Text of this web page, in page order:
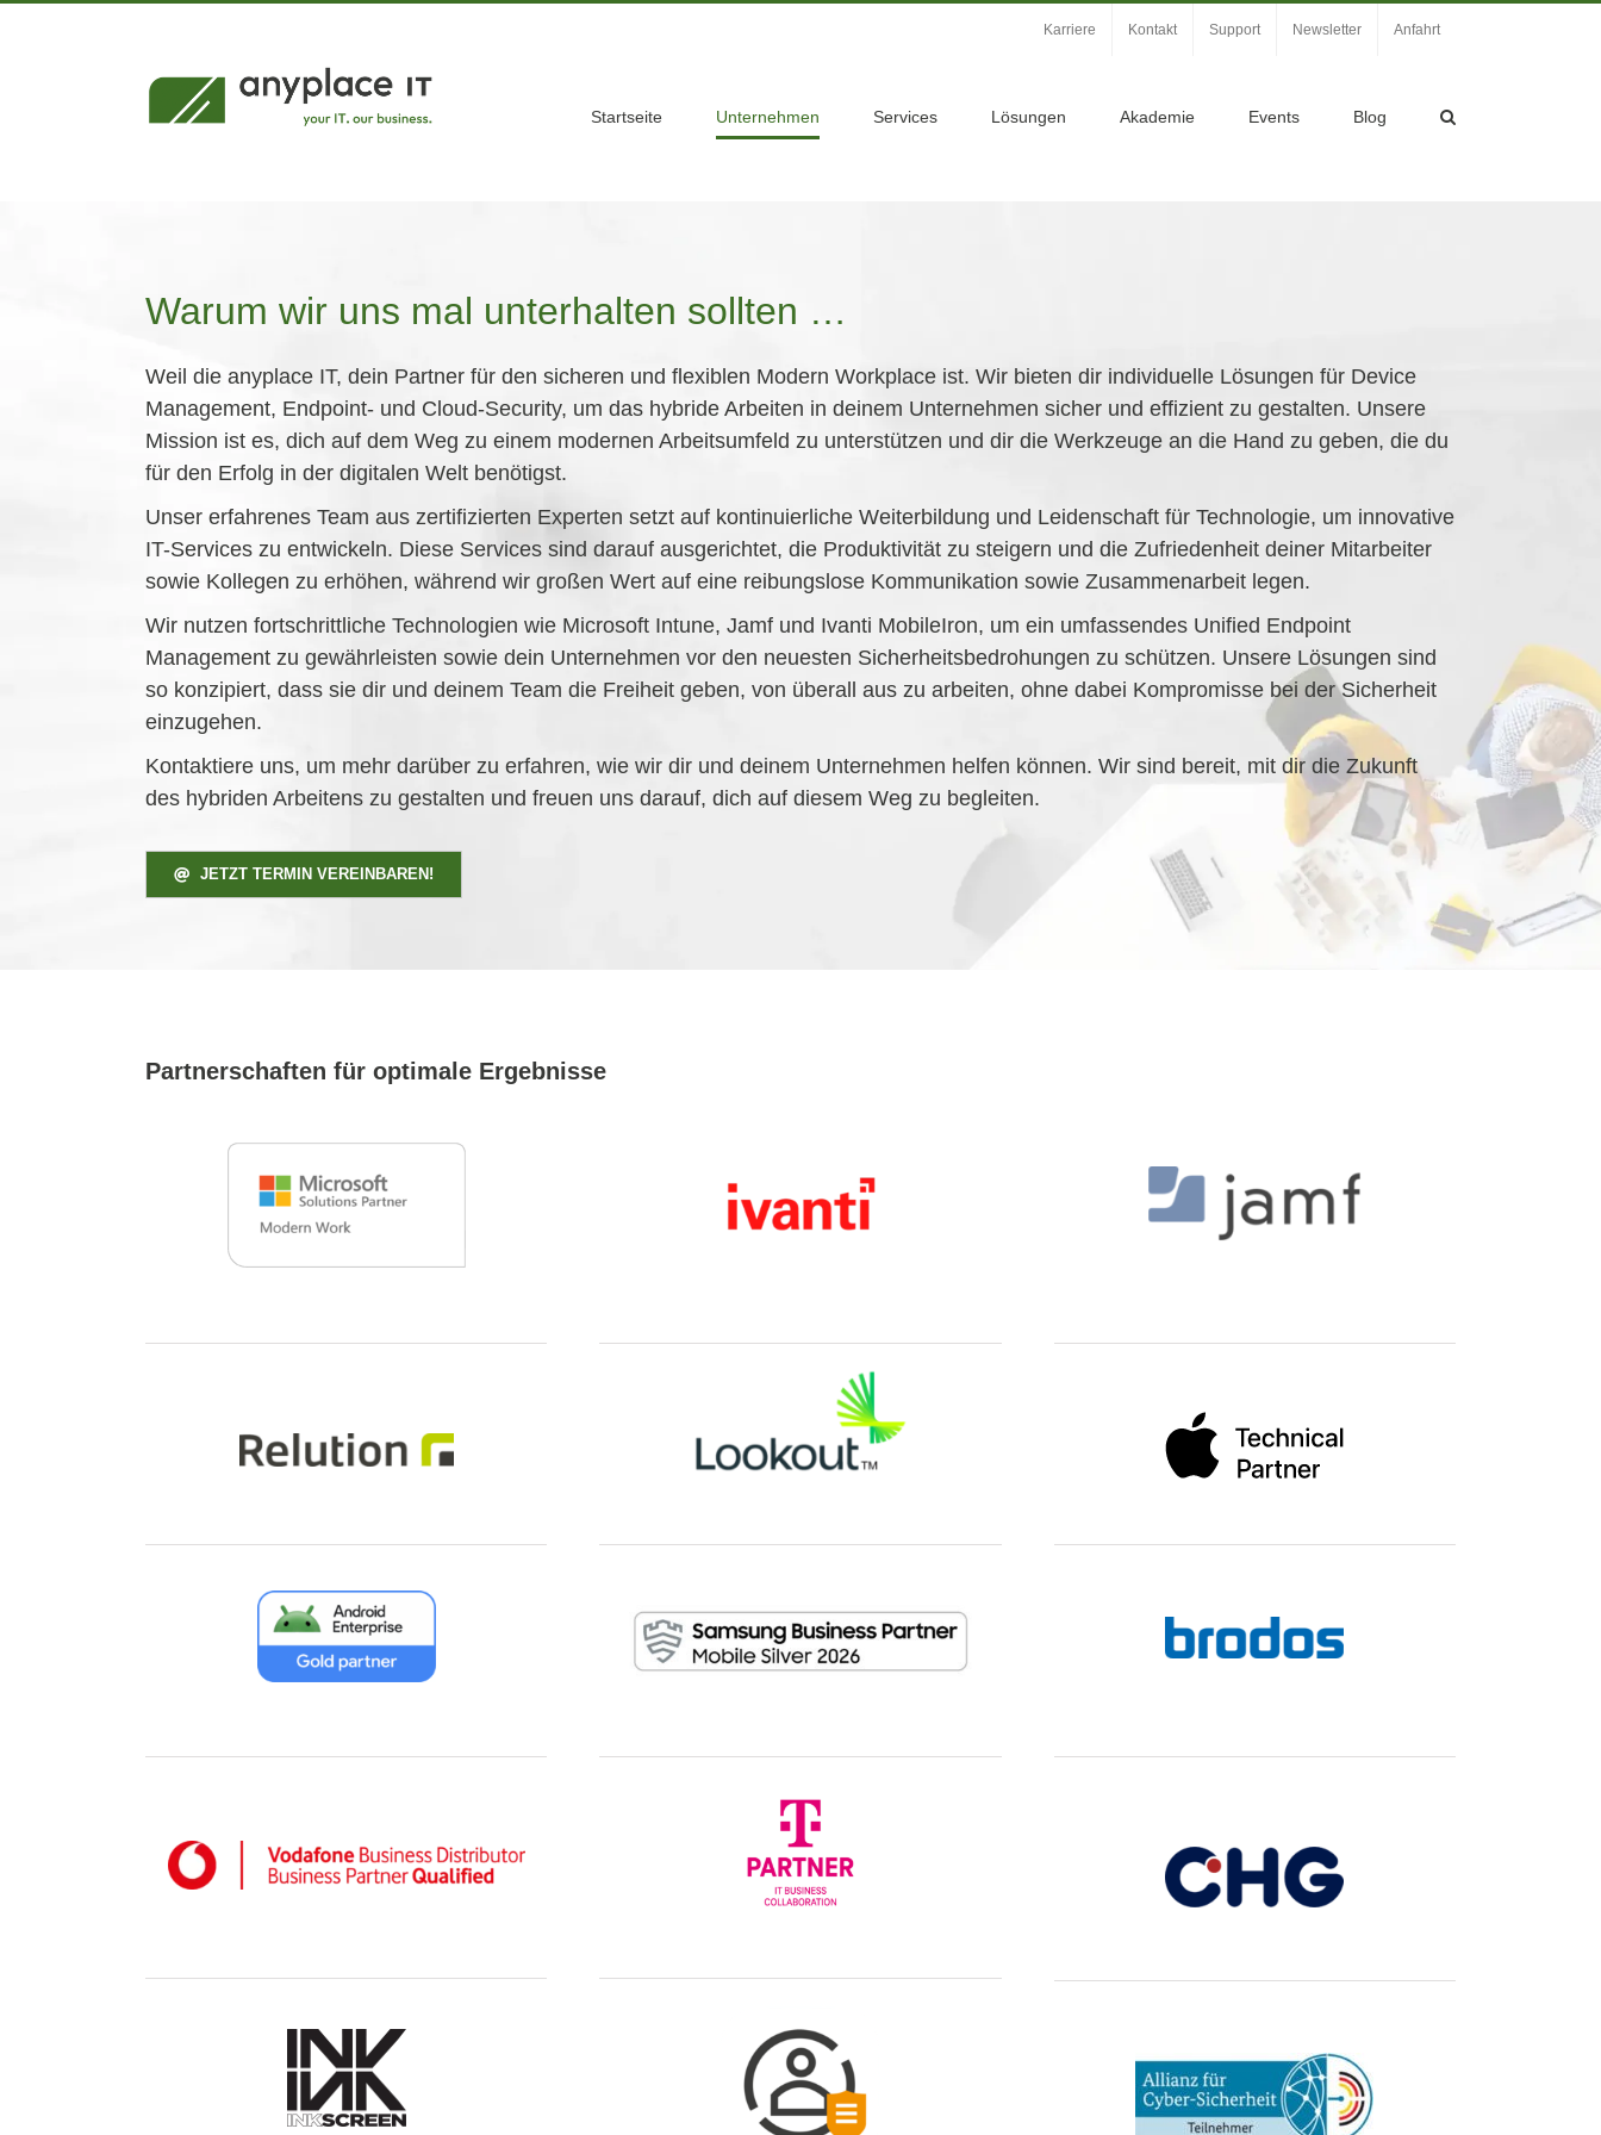
Karriere Kontakt Support Newsletter Anfahrt
Startseite Unternehmen Services Lösungen Akademie Events Blog
Warum wir uns mal unterhalten sollten …
Weil die anyplace IT, dein Partner für den sicheren und flexiblen Modern Workplace ist. Wir bieten dir individuelle Lösungen für Device
Management, Endpoint- und Cloud-Security, um das hybride Arbeiten in deinem Unternehmen sicher und effizient zu gestalten. Unsere
Mission ist es, dich auf dem Weg zu einem modernen Arbeitsumfeld zu unterstützen und dir die Werkzeuge an die Hand zu geben, die du
für den Erfolg in der digitalen Welt benötigst.
Unser erfahrenes Team aus zertifizierten Experten setzt auf kontinuierliche Weiterbildung und Leidenschaft für Technologie, um innovative
IT-Services zu entwickeln. Diese Services sind darauf ausgerichtet, die Produktivität zu steigern und die Zufriedenheit deiner Mitarbeiter
sowie Kollegen zu erhöhen, während wir großen Wert auf eine reibungslose Kommunikation sowie Zusammenarbeit legen.
Wir nutzen fortschrittliche Technologien wie Microsoft Intune, Jamf und Ivanti MobileIron, um ein umfassendes Unified Endpoint
Management zu gewährleisten sowie dein Unternehmen vor den neuesten Sicherheitsbedrohungen zu schützen. Unsere Lösungen sind
so konzipiert, dass sie dir und deinem Team die Freiheit geben, von überall aus zu arbeiten, ohne dabei Kompromisse bei der Sicherheit
einzugehen.
Kontaktiere uns, um mehr darüber zu erfahren, wie wir dir und deinem Unternehmen helfen können. Wir sind bereit, mit dir die Zukunft
des hybriden Arbeitens zu gestalten und freuen uns darauf, dich auf diesem Weg zu begleiten.
JETZT TERMIN VEREINBAREN!
Partnerschaften für optimale Ergebnisse